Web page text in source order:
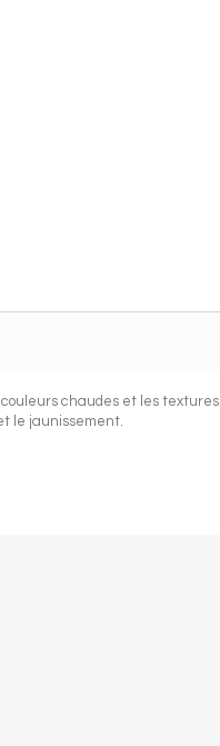
chaudes et les textures
le jaunissement.